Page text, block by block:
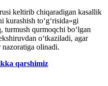
keltirib chiqaradigan kasallik
to‘g‘risida»gi
qurmoqchi bo‘lgan
o‘tkaziladi, agar
nazoratiga olinadi.
qarshimiz